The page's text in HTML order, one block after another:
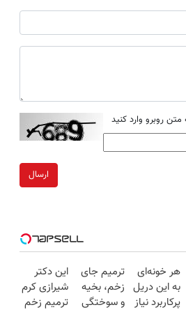
روبرو وارد کنید
ارسال
هر خونه‌ای
به این دریل
پرکاربرد نیاز
ترمیم جای
زخم، بخیه
و سوختگی
این دکتر
شیرازی کرم
ترمیم زخم